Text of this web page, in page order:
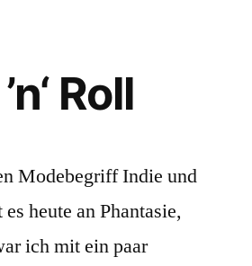
Roll
Modebegriff Indie und
heute an Phantasie,
ich mit ein paar